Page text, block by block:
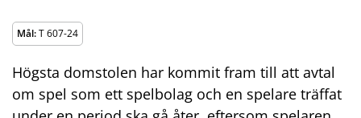
Mål:T 607-24
Högsta domstolen har kommit fram till att avtal
om spel som ett spelbolag och en spelare träffat